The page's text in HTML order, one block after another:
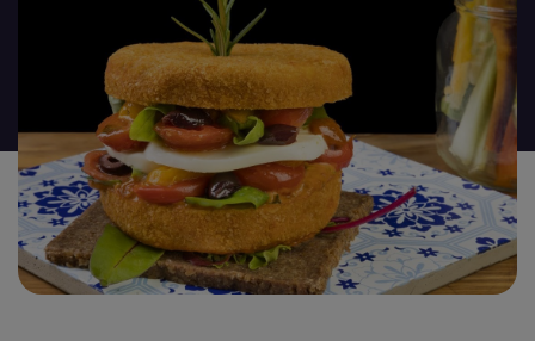
inviata
per
questo
recipe